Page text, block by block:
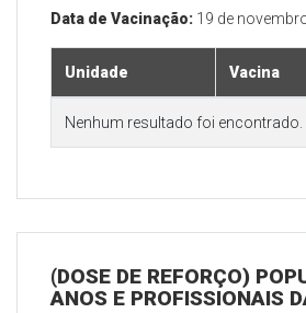
Data de Vacinação: 19 de
Unidade Vacina
Nenhum resultado foi encontrado.
(DOSE DE REFORÇO)
ANOS E PROFISSIONAIS